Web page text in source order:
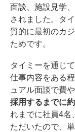
面談、施設見学
されました。タ
質的に最初のカ
ためです。
タイミーを通じ
仕事内容をある
ュアル面談で費
採用するまでに
れまでに社員4名
ただいたので、